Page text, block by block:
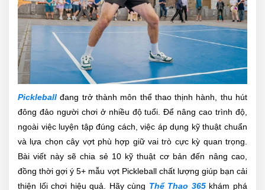
Pickleball đang trở thành môn thể thao thịnh hành, thu hút
đông đảo người chơi ở nhiều độ tuổi. Để nâng cao trình độ,
ngoài việc luyện tập đúng cách, việc áp dụng kỹ thuật chuẩn
và lựa chọn cây vợt phù hợp giữ vai trò cực kỳ quan trọng.
Bài viết này sẽ chia sẻ 10 kỹ thuật cơ bản đến nâng cao,
đồng thời gợi ý 5+ mẫu vợt Pickleball chất lượng giúp bạn cải
thiện lối chơi hiệu quả. Hãy cùng Thể Thao 365khám phá